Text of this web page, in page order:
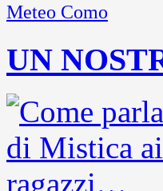
Meteo Como
UN